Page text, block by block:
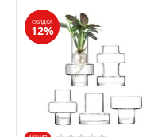
СКИДКА
12%